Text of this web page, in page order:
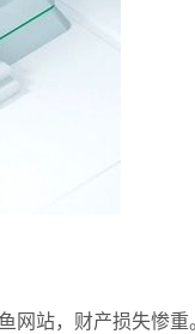
网站，财产损失惨